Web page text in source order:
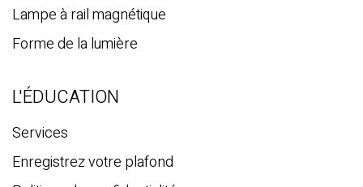
Lampe à rail magnétique
Forme de la lumière
L'ÉDUCATION
Services
Enregistrez votre plafond